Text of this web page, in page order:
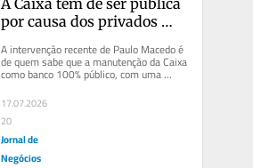
por causa dos privados
A intervenção recente de Paulo Macedo é
de quem sabe que a manutenção da Caixa
como banco 100% público, com uma
gestão independente e...
17.07.2026
20
Jornal de
Negócios